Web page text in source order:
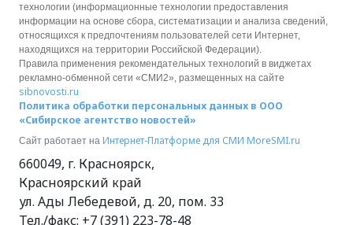
технологии (информационные технологии предоставления
информации на основе сбора, систематизации и анализа сведений,
относящихся к предпочтениям пользователей сети Интернет,
находящихся на территории Российской Федерации).
Правила применения рекомендательных технологий в виджетах
рекламно-обменной сети «СМИ2», размещенных на сайте
sibnovosti.ru
Политика обработки персональных данных в ООО
«Сибирское агентство новостей»
Сайт работает на Интернет-Платформе для СМИ MoreSMI.ru
660049, г. Красноярск,
Красноярский край
ул. Ады Лебедевой, д. 20, пом. 33
Тел./факс: +7 (391) 223-78-48